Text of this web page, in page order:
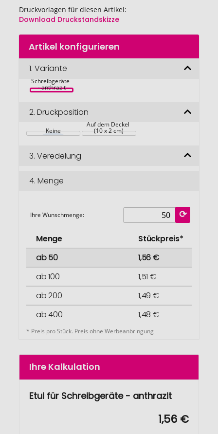
Druckvorlagen für diesen Artikel:
Download Druckstandskizze
Zum
Anfang
Bildgalerie
springen
Artikel konfigurieren
1. Variante
Schreibgeräte
- anthrazit
2. Druckposition
Keine
Auf dem Deckel
(10 x 2 cm)
3. Veredelung
4. Menge
Ihre Wunschmenge:
Menge
Stückpreis*
ab 50
1,56 €
ab 100
1,51 €
ab 200
1,49 €
ab 400
1,48 €
* Preis pro Stück. Preis ohne Werbeanbringung
Ihre Kalkulation
Etui für Schreibgeräte - anthrazit
1,56 €